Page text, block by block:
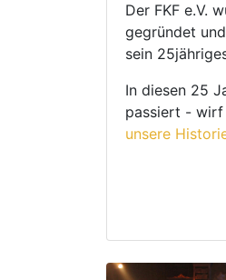
Der FKF e.V.
gegründet
sein
In diesen 25
passiert - wirf
unsere